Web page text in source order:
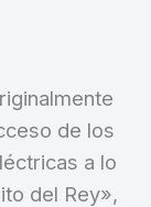
de los
a lo
del Rey»,